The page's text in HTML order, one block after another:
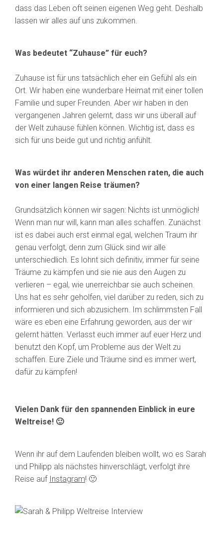
dass das Leben oft seinen eigenen Weg geht. Deshalb
lassen wir alles auf uns zukommen.
Was bedeutet “Zuhause” für euch?
Zuhause ist für uns tatsächlich eher ein Gefühl als ein
Ort. Wir haben eine wunderbare Heimat mit einer tollen
Familie und super Freunden. Aber wir haben in den
vergangenen Jahren gelernt, dass wir uns überall auf
der Welt zuhause fühlen können. Wichtig ist, dass es
sich für uns beide gut und richtig anfühlt.
Was würdet ihr anderen Menschen raten, die auch
von einer langen Reise träumen?
Grundsätzlich können wir sagen: Nichts ist unmöglich!
Wenn man nur will, kann man alles schaffen. Zunächst
ist es dabei auch erst einmal egal, welchen Traum ihr
genau verfolgt, denn zum Glück sind wir alle
unterschiedlich. Es lohnt sich definitiv, immer für seine
Träume zu kämpfen und sie nie aus den Augen zu
verlieren – egal, wie unerreichbar sie auch scheinen.
Uns hat es sehr geholfen, viel darüber zu reden, sich zu
informieren und sich abzusichern. Im schlimmsten Fall
wäre es eben eine Erfahrung geworden, aus der wir
gelernt hätten. Verlasst euch immer auf euer Herz und
benutzt den Kopf, um Probleme aus der Welt zu
schaffen. Eure Ziele und Träume sind es immer wert,
dafür zu kämpfen!
Vielen Dank für den spannenden Einblick in eure
Weltreise! 🙂
Wenn ihr auf dem Laufenden bleiben wollt, wo es Sarah
und Philipp als nächstes hinverschlägt, verfolgt ihre
Reise auf Instagram! 🙂